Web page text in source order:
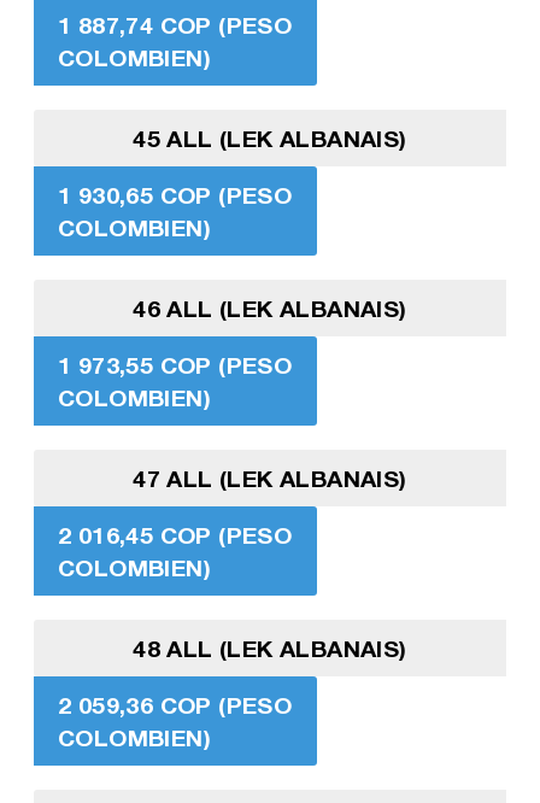
1 887,74 COP (PESO
COLOMBIEN)
45 ALL (LEK ALBANAIS)
1 930,65 COP (PESO
COLOMBIEN)
46 ALL (LEK ALBANAIS)
1 973,55 COP (PESO
COLOMBIEN)
47 ALL (LEK ALBANAIS)
2 016,45 COP (PESO
COLOMBIEN)
48 ALL (LEK ALBANAIS)
2 059,36 COP (PESO
COLOMBIEN)